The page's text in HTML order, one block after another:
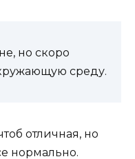
но скоро
среду.
отличная, но
нормально.